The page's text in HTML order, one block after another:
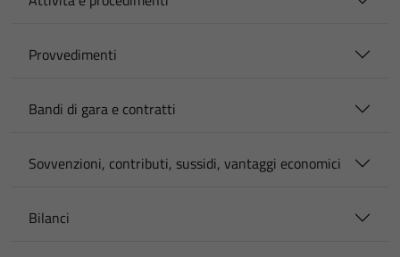
Provvedimenti
Bandi di gara e contratti
Sovvenzioni, contributi, sussidi, vantaggi economici
Bilanci